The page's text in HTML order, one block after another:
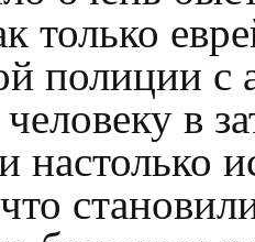
только
полиции с
в
настолько